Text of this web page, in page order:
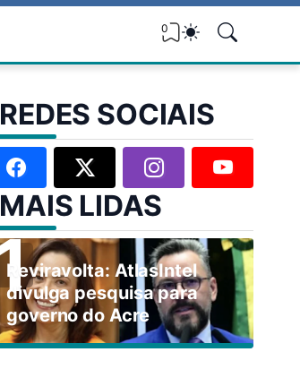
0
REDES SOCIAIS
MAIS LIDAS
Reviravolta: AtlasIntel
divulga pesquisa para
governo do Acre